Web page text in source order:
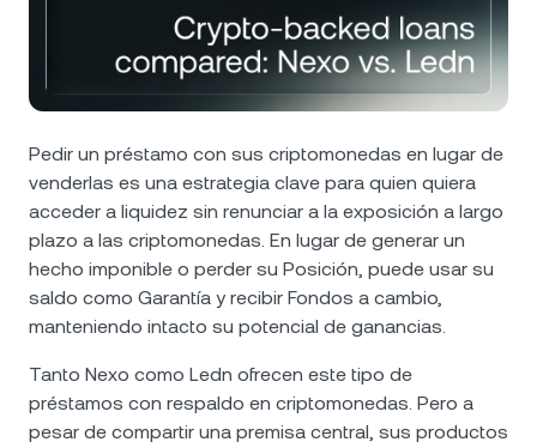
Nexo Card
Clientes privados
Programa de fidelización
Tether USDT 0,01 %
Polkadot DOT 2,34 %
XRP XRP 1,48 %
Solana SOL
EURC EURC
Noticias y análisis
Centro de ayuda
Pedir un préstamo con sus criptomonedas en lugar de
venderlas es una estrategia clave para quien quiera
acceder a liquidez sin renunciar a la exposición a largo
plazo a las criptomonedas. En lugar de generar un
hecho imponible o perder su Posición, puede usar su
saldo como Garantía y recibir Fondos a cambio,
manteniendo intacto su potencial de ganancias.
Tanto Nexo como Ledn ofrecen este tipo de
préstamos con respaldo en criptomonedas. Pero a
pesar de compartir una premisa central, sus productos